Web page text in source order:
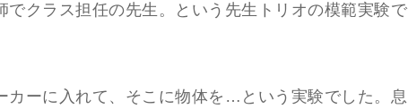
でクラス担任の先生。という先生トリオの模範実験で
カーに入れて、そこに物体を…という実験でした。息